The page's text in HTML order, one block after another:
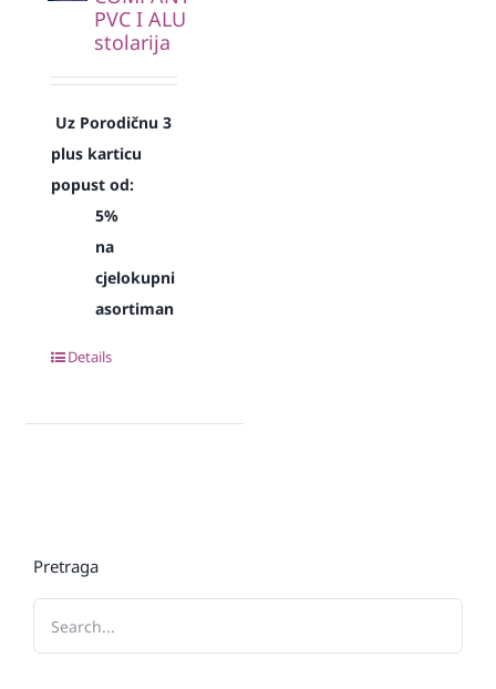
PVC I ALU
stolarija
Uz Porodičnu 3
plus karticu
popust od:
5%
na
cjelokupni
asortiman
Details
Pretraga